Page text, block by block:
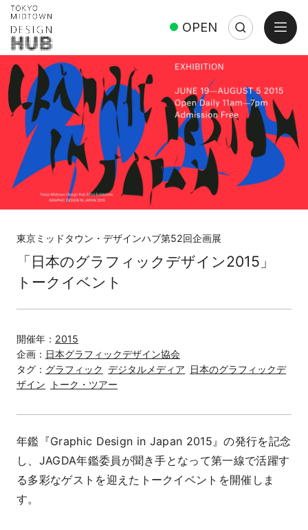
OPEN SearchSearch:
Close
open
東京ミッドタウン・デザインハブ第52回企画展
「日本のグラフィックデザイン2015」
トークイベント
開催年： 2015
企画： 日本グラフィックデザイン協会
タグ： グラフィック デジタルメディア 日本のグラフィックデ
ザイン
トーク・ツアー
年鑑『Graphic Design in Japan 2015』の発行を記念
し、JAGDA年鑑委員が聞き手となって第一線で活躍す
る多彩なゲストを迎えたトークイベントを開催しま
す。